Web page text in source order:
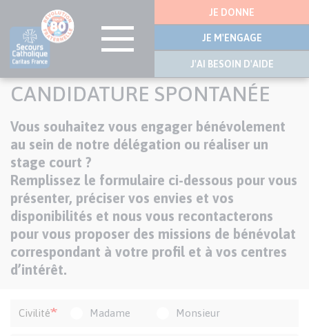
Aller
principal
latérale
JE DONNE
JE M'ENGAGE
J'AI BESOIN D'AIDE
CANDIDATURE SPONTANÉE
Chapo
Vous souhaitez vous engager bénévolement
au sein de notre délégation ou réaliser un
stage court ?
Remplissez le formulaire ci-dessous pour vous
présenter, préciser vos envies et vos
disponibilités et nous vous recontacterons
pour vous proposer des missions de bénévolat
correspondant à votre profil et à vos centres
d’intérêt.
Formulaire
Civilité Madame Monsieur